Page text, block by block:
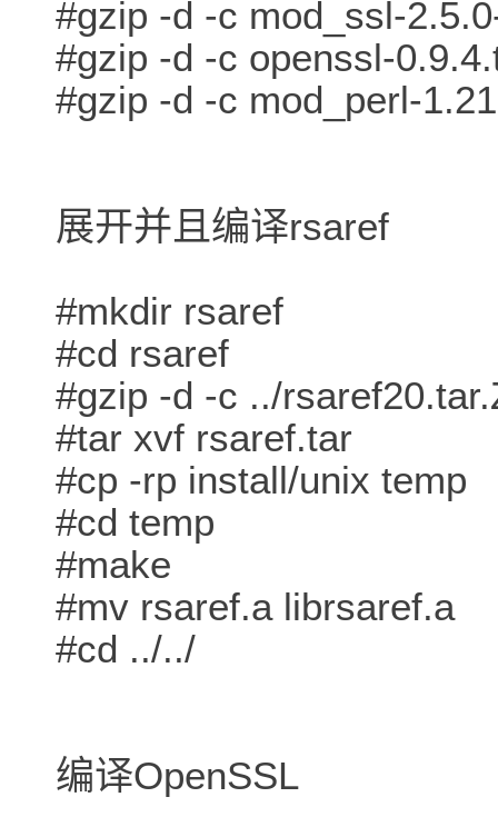
#gzip -d -c mod_ssl-
#gzip -d -c openssl-
#gzip -d -c mod_perl-
展开并且编译rsaref
#mkdir rsaref
#cd rsaref
#gzip -d -c ../
#tar xvf rsaref.tar
#cp -rp install/unix temp
#cd temp
#make
#mv rsaref.a librsaref.a
#cd ../../
编译OpenSSL